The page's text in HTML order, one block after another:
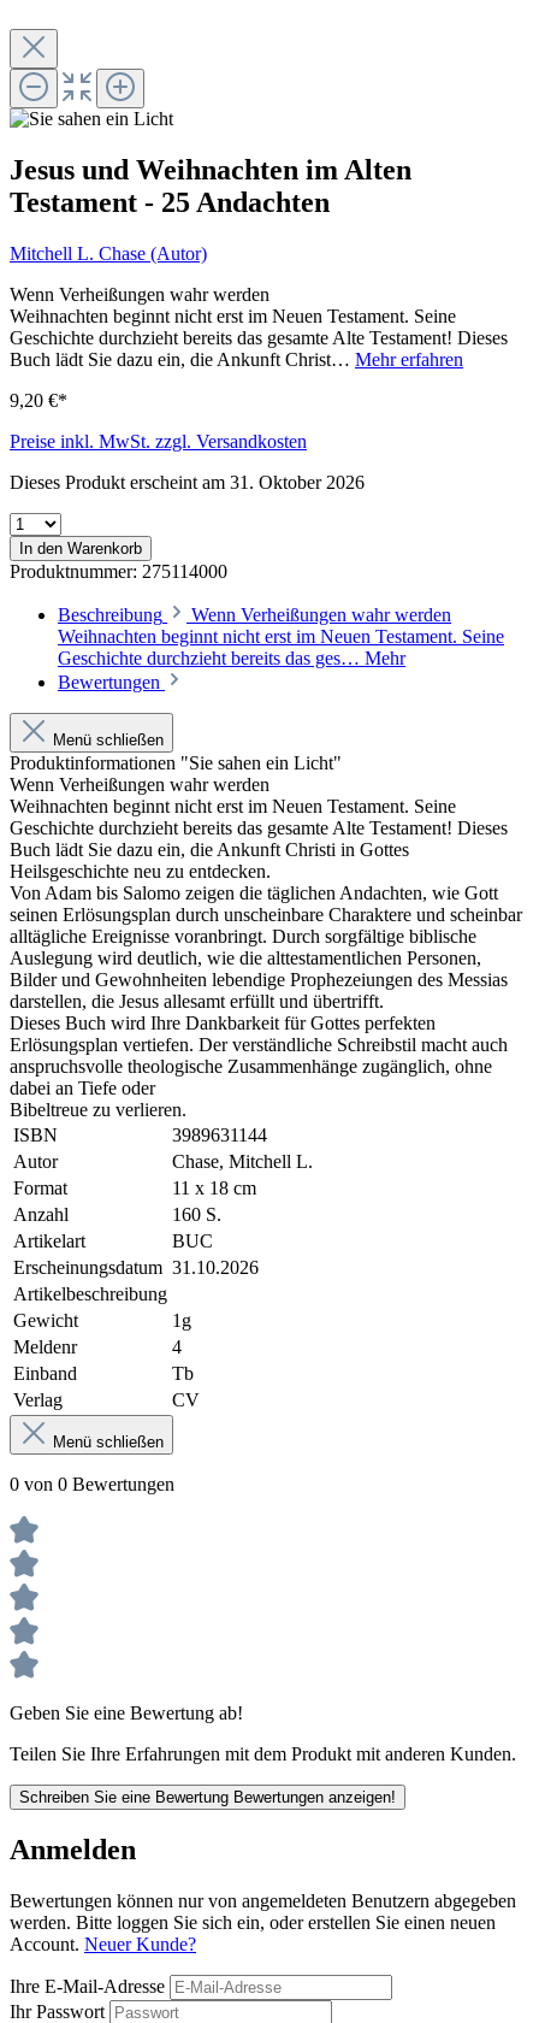
Jesus und Weihnachten im Alten
Testament - 25 Andachten
Mitchell L. Chase (Autor)
Wenn Verheißungen wahr werden
Weihnachten beginnt nicht erst im Neuen Testament. Seine
Geschichte durchzieht bereits das gesamte Alte Testament! Dieses
Buch lädt Sie dazu ein, die Ankunft Christ… Mehr erfahren
9,20 €*
Preise inkl. MwSt. zzgl. Versandkosten
Dieses Produkt erscheint am 31. Oktober 2026
In den Warenkorb
Produktnummer: 275114000
Beschreibung
Wenn Verheißungen wahr werden
Weihnachten beginnt nicht erst im Neuen Testament. Seine
Geschichte durchzieht bereits das ges… Mehr
Bewertungen
Menü schließen
Produktinformationen "Sie sahen ein Licht"
Wenn Verheißungen wahr werden
Weihnachten beginnt nicht erst im Neuen Testament. Seine
Geschichte durchzieht bereits das gesamte Alte Testament! Dieses
Buch lädt Sie dazu ein, die Ankunft Christi in Gottes
Heilsgeschichte neu zu entdecken.
Von Adam bis Salomo zeigen die täglichen Andachten, wie Gott
seinen Erlösungsplan durch unscheinbare Charaktere und scheinbar
alltägliche Ereignisse voranbringt. Durch sorgfältige biblische
Auslegung wird deutlich, wie die alttestamentlichen Personen,
Bilder und Gewohnheiten lebendige Prophezeiungen des Messias
darstellen, die Jesus allesamt erfüllt und übertrifft.
Dieses Buch wird Ihre Dankbarkeit für Gottes perfekten
Erlösungsplan vertiefen. Der verständliche Schreibstil macht auch
anspruchsvolle theologische Zusammenhänge zugänglich, ohne
dabei an Tiefe oder
Bibeltreue zu verlieren.
ISBN
3989631144
Autor
Chase, Mitchell L.
Format
11 x 18 cm
Anzahl
160 S.
Artikelart
BUC
Erscheinungsdatum 31.10.2026
Artikelbeschreibung
Gewicht
1g
Meldenr
4
Einband
Tb
Verlag
CV
Menü schließen
0 von 0 Bewertungen
Geben Sie eine Bewertung ab!
Teilen Sie Ihre Erfahrungen mit dem Produkt mit anderen Kunden.
Schreiben Sie eine Bewertung Bewertungen anzeigen!
Anmelden
Bewertungen können nur von angemeldeten Benutzern abgegeben
werden. Bitte loggen Sie sich ein, oder erstellen Sie einen neuen
Account. Neuer Kunde?
Ihre E-Mail-Adresse
Ihr Passwort